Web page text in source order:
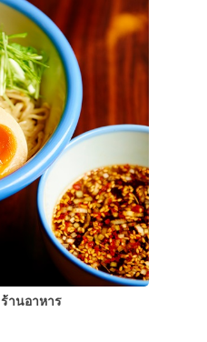
ร้านอาหาร